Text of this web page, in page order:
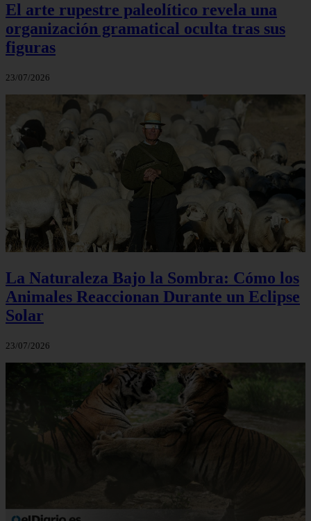
El arte rupestre paleolítico revela una
organización gramatical oculta tras sus
figuras
23/07/2026
La Naturaleza Bajo la Sombra: Cómo los
Animales Reaccionan Durante un Eclipse
Solar
23/07/2026